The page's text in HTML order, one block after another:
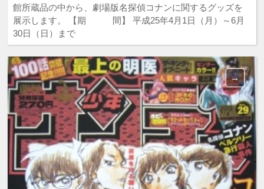
館所蔵品の中から、劇場版名探偵コナンに関するグッズを
展示します。 【期 間】 平成25年4月1日（月）～6月
30日（日）まで